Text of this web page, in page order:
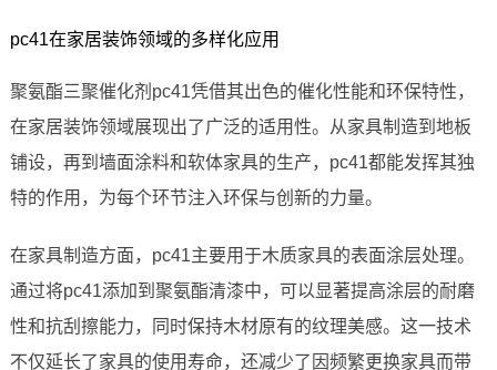
pc41在家居装饰领域的多样化应用
聚氨酯三聚催化剂pc41凭借其出色的催化性能和环保特性，
在家居装饰领域展现出了广泛的适用性。从家具制造到地板
铺设，再到墙面涂料和软体家具的生产，pc41都能发挥其独
特的作用，为每个环节注入环保与创新的力量。
在家具制造方面，pc41主要用于木质家具的表面涂层处理。
通过将pc41添加到聚氨酯清漆中，可以显著提高涂层的耐磨
性和抗刮擦能力，同时保持木材原有的纹理美感。这一技术
不仅延长了家具的使用寿命，还减少了因频繁更换家具而带